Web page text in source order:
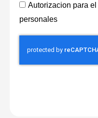
Autorizacion para
personales